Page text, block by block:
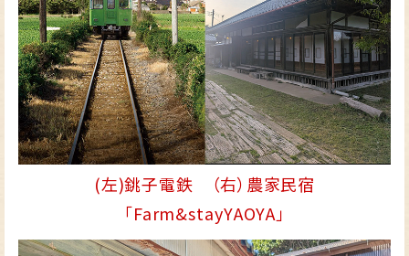
(左)銚子電鉄 （右）農家民宿
「Farm&stayYAOYA」